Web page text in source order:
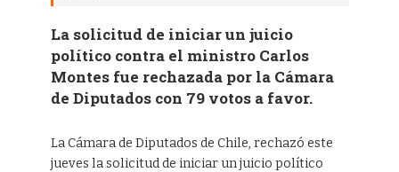
La solicitud de iniciar un juicio
político contra el ministro Carlos
Montes fue rechazada por la Cámara
de Diputados con 79 votos a favor.
La Cámara de Diputados de Chile, rechazó este
jueves la solicitud de iniciar un juicio político